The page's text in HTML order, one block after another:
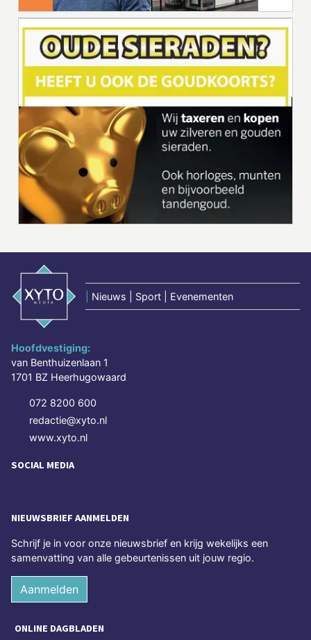
Nieuws | Sport | Evenementen
Hoofdvestiging:
van Benthuizenlaan 1
1701 BZ Heerhugowaard
072 8200 600
redactie@xyto.nl
www.xyto.nl
SOCIAL MEDIA
NIEUWSBRIEF AANMELDEN
Schrijf je in voor onze nieuwsbrief en krijg wekelijks een
samenvatting van alle gebeurtenissen uit jouw regio.
Aanmelden
ONLINE DAGBLADEN